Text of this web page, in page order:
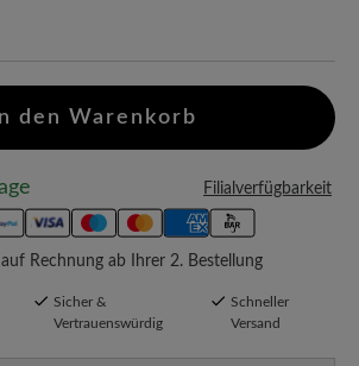
In den Warenkorb
Filialverfügbarkeit
Rechnung ab Ihrer 2. Bestellung
Sicher &
Vertrauenswürdig
Schneller
Versand